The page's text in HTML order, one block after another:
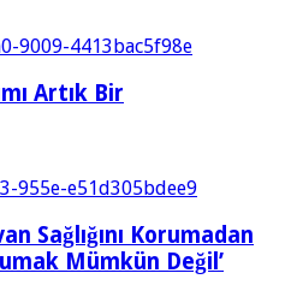
Artık Bir
Sağlığını Korumadan
Mümkün Değil’